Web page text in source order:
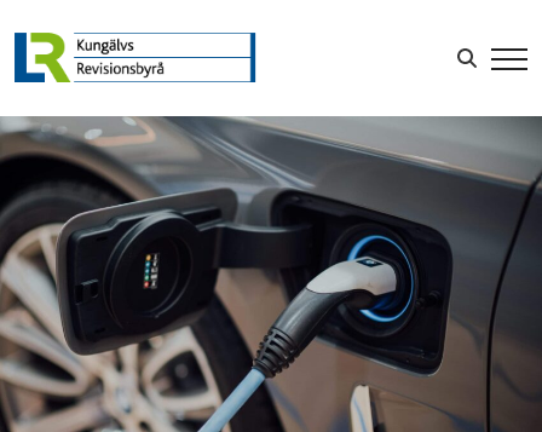
LOGGA IN
Sök efter: